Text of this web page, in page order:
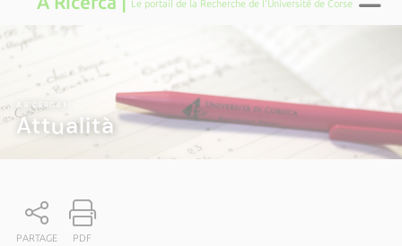
Le portail de la Recherche de l'Université de Corse
A RICERCA
Attualità
PARTAGE PDF